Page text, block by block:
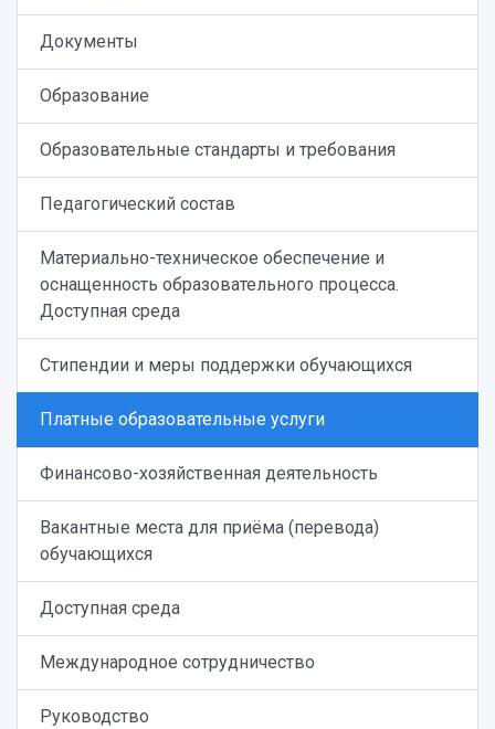
Документы
Образование
Образовательные стандарты и требования
Педагогический состав
Материально-техническое обеспечение и
оснащенность образовательного процесса.
Доступная среда
Стипендии и меры поддержки обучающихся
Платные образовательные услуги
Финансово-хозяйственная деятельность
Вакантные места для приёма (перевода)
обучающихся
Доступная среда
Международное сотрудничество
Руководство